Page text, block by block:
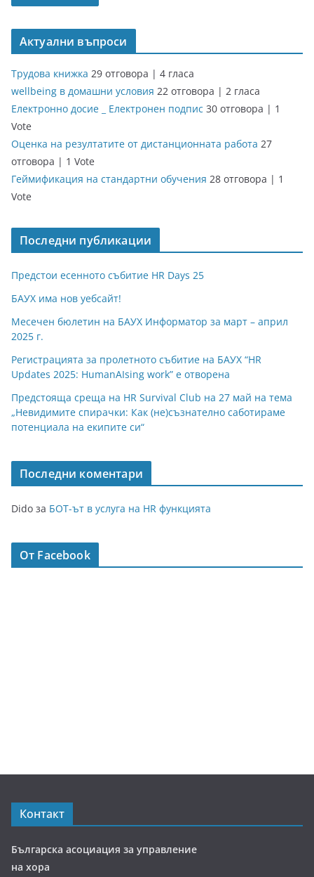
Актуални въпроси
Трудова книжка 29 отговора | 4 гласа
wellbeing в домашни условия 22 отговора | 2 гласа
Електронно досие _ Електронен подпис 30 отговора | 1
Vote
Оценка на резултатите от дистанционната работа 27
отговора | 1 Vote
Геймификация на стандартни обучения 28 отговора | 1
Vote
Последни публикации
Предстои есенното събитие HR Days 25
БАУХ има нов уебсайт!
Месечен бюлетин на БАУХ Информатор за март – април
2025 г.
Регистрацията за пролетното събитие на БАУХ “HR
Updates 2025: HumanAIsing work” е отворена
Предстояща среща на HR Survival Club на 27 май на тема
„Невидимите спирачки: Как (не)съзнателно саботираме
потенциала на екипите си“
Последни коментари
Dido за БОТ-ът в услуга на HR функцията
От Facebook
Контакт
Българска асоциация за управление
на хора